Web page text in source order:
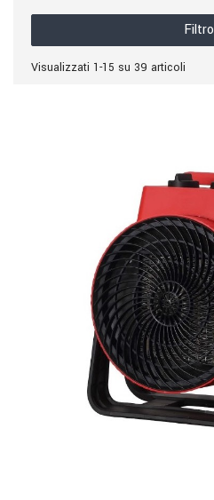
Filtro
Visualizzati 1-15 su 39 articoli